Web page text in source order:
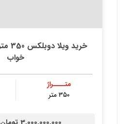
خواب
متــــراژ
۳۵۰ متر